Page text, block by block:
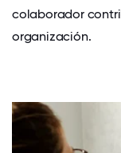
colaborador
organización.